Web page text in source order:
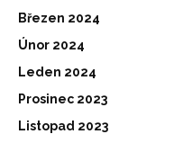
Březen 2024
Únor 2024
Leden 2024
Prosinec 2023
Listopad 2023